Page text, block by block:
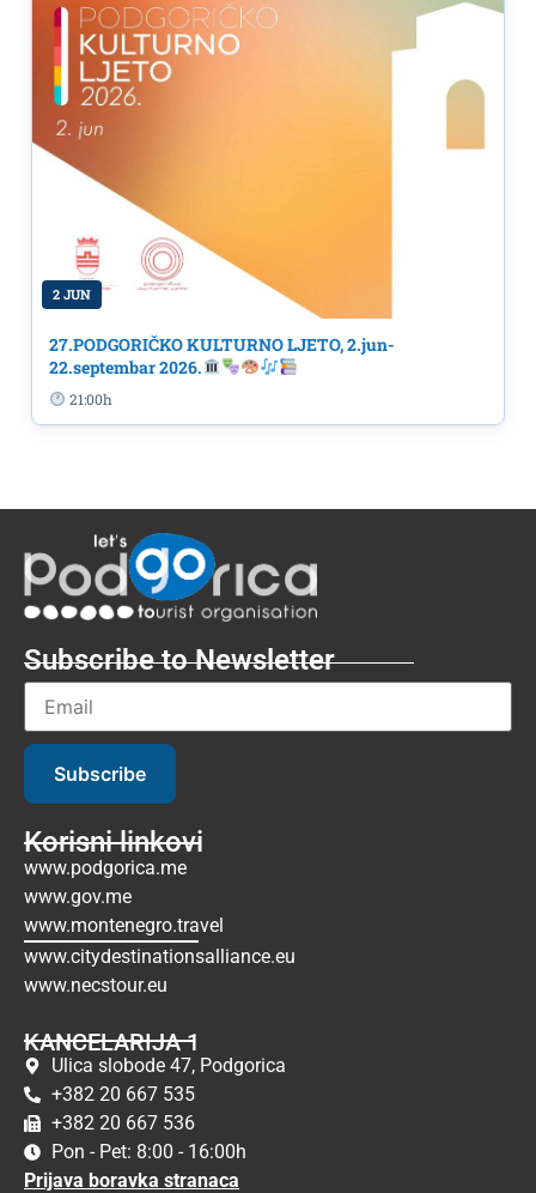
2 JUN
27.PODGORIČKO KULTURNO LJETO, 2.jun-
22.septembar 2026.
21:00h
Subscribe to Newsletter
Subscribe
Korisni linkovi
www.podgorica.me
www.gov.me
www.montenegro.travel
www.citydestinationsalliance.eu
www.necstour.eu
KANCELARIJA 1
Ulica slobode 47, Podgorica
+382 20 667 535
+382 20 667 536
Pon - Pet: 8:00 - 16:00h
Prijava boravka stranaca